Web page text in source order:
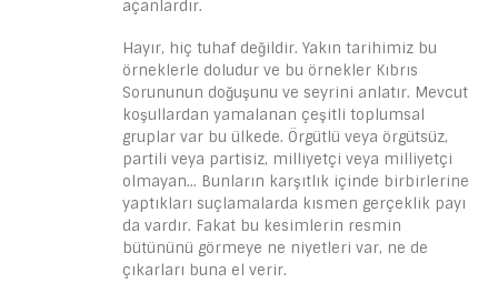
açanlardır.
Hayır, hiç tuhaf değildir. Yakın tarihimiz bu
örneklerle doludur ve bu örnekler Kıbrıs
Sorununun doğuşunu ve seyrini anlatır. Mevcut
koşullardan yamalanan çeşitli toplumsal
gruplar var bu ülkede. Örgütlü veya örgütsüz,
partili veya partisiz, milliyetçi veya milliyetçi
olmayan… Bunların karşıtlık içinde birbirlerine
yaptıkları suçlamalarda kısmen gerçeklik payı
da vardır. Fakat bu kesimlerin resmin
bütününü görmeye ne niyetleri var, ne de
çıkarları buna el verir.